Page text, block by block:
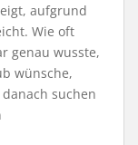
aufgrund
Wie oft
genau wusste,
wünsche,
suchen